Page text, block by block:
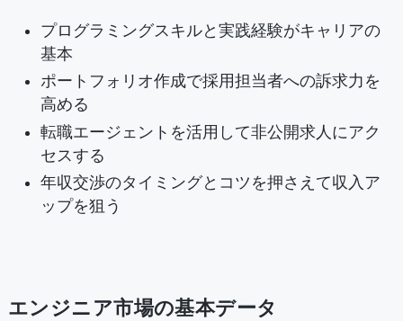
プログラミングスキルと実践経験がキャリアの
基本
ポートフォリオ作成で採用担当者への訴求力を
高める
転職エージェントを活用して非公開求人にアク
セスする
年収交渉のタイミングとコツを押さえて収入ア
ップを狙う
エンジニア市場の基本データ